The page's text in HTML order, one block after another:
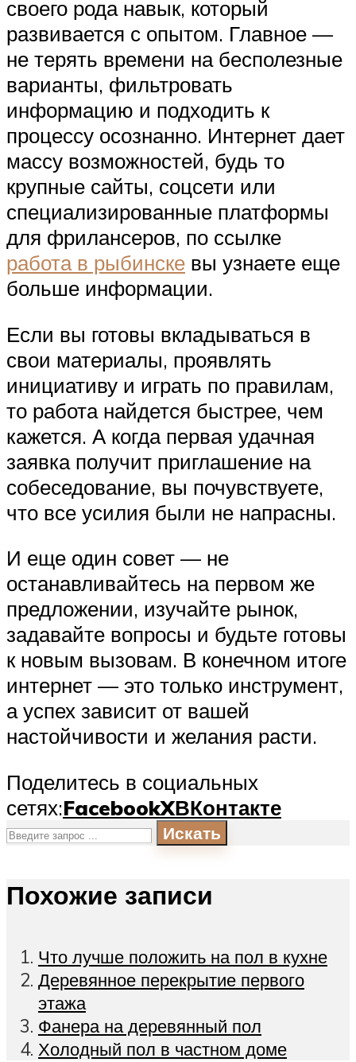
своего рода навык, который
развивается с опытом. Главное —
не терять времени на бесполезные
варианты, фильтровать
информацию и подходить к
процессу осознанно. Интернет дает
массу возможностей, будь то
крупные сайты, соцсети или
специализированные платформы
для фрилансеров, по ссылке
работа в рыбинске вы узнаете еще
больше информации.
Если вы готовы вкладываться в
свои материалы, проявлять
инициативу и играть по правилам,
то работа найдется быстрее, чем
кажется. А когда первая удачная
заявка получит приглашение на
собеседование, вы почувствуете,
что все усилия были не напрасны.
И еще один совет — не
останавливайтесь на первом же
предложении, изучайте рынок,
задавайте вопросы и будьте готовы
к новым вызовам. В конечном итоге
интернет — это только инструмент,
а успех зависит от вашей
настойчивости и желания расти.
Поделитесь в социальных
сетях:FacebookXВКонтакте
Искать
Похожие записи
Что лучше положить на пол в кухне
Деревянное перекрытие первого
этажа
Фанера на деревянный пол
Холодный пол в частном доме